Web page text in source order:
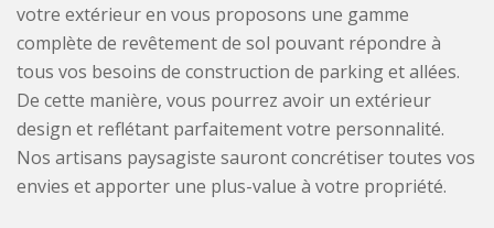
votre extérieur en vous proposons une gamme
complète de revêtement de sol pouvant répondre à
tous vos besoins de construction de parking et allées.
De cette manière, vous pourrez avoir un extérieur
design et reflétant parfaitement votre personnalité.
Nos artisans paysagiste sauront concrétiser toutes vos
envies et apporter une plus-value à votre propriété.